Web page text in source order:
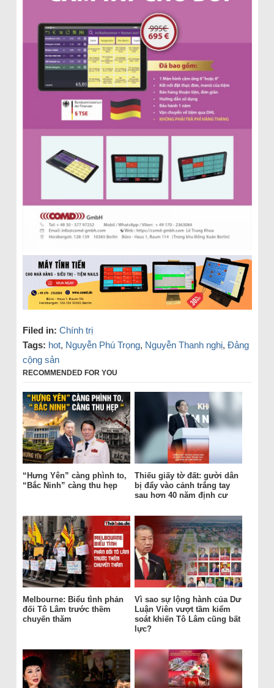
Filed in: Chính trị
Tags: hot, Nguyễn Phú Trọng, Nguyễn Thanh nghị, Đảng
cộng sản
RECOMMENDED FOR YOU
“Hưng Yên” càng phình to,
“Bắc Ninh” càng thu hẹp
Thiếu giấy tờ đất: gười dân
bị đẩy vào cảnh trắng tay
sau hơn 40 năm định cư
Melbourne: Biểu tình phản
đối Tô Lâm trước thềm
chuyến thăm
Vì sao sự lộng hành của Dư
Luận Viên vượt tầm kiểm
soát khiến Tô Lâm cũng bất
lực?